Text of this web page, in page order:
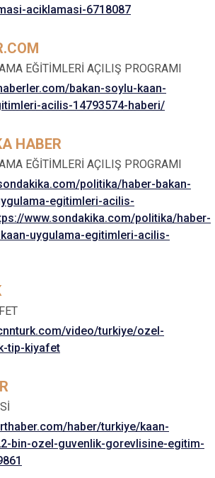
aciklamasi-6718087
EĞİTİMLERİ AÇILIŞ PROGRAMI
bakan-soylu-kaan-
acilis-14793574-haberi/
HABER
EĞİTİMLERİ AÇILIŞ PROGRAMI
politika/haber-bakan-
egitimleri-acilis-
www.sondakika.com/politika/haber-
uygulama-egitimleri-acilis-
video/turkiye/ozel-
tip-kiyafet
haber/turkiye/kaan-
bin-ozel-guvenlik-gorevlisine-egitim-